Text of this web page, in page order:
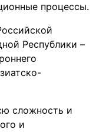
процессы.
Республики –
сложность и
и